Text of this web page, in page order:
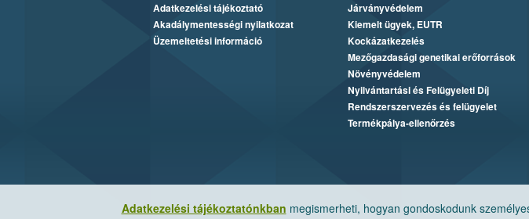
Adatkezelési tájékoztatónkban megismerheti, hogyan gondoskodunk
Adatkezelési tájékoztató
Akadálymentességi nyilatkozat
Üzemeltetési információ
Járványvédelem
Kiemelt ügyek, EUTR
Kockázatkezelés
Mezőgazdasági genetikai erőforrások
Növényvédelem
Nyilvántartási és Felügyeleti Díj
Rendszerszervezés és felügyelet
Termékpálya-ellenőrzés